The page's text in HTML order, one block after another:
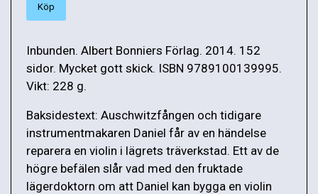
Köp
Inbunden. Albert Bonniers Förlag. 2014. 152
sidor. Mycket gott skick. ISBN 9789100139995.
Vikt: 228 g.
Baksidestext: Auschwitzfången och tidigare
instrumentmakaren Daniel får av en händelse
reparera en violin i lägrets träverkstad. Ett av de
högre befälen slår vad med den fruktade
lägerdoktorn om att Daniel kan bygga en violin